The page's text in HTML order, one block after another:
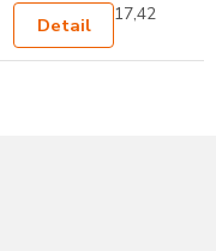
Detail 17,42